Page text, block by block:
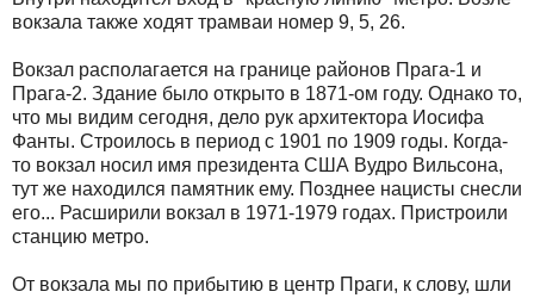
вокзала также ходят трамваи номер 9, 5, 26.
Вокзал располагается на границе районов Прага-1 и
Прага-2. Здание было открыто в 1871-ом году. Однако то,
что мы видим сегодня, дело рук архитектора Иосифа
Фанты. Строилось в период с 1901 по 1909 годы. Когда-
то вокзал носил имя президента США Вудро Вильсона,
тут же находился памятник ему. Позднее нацисты снесли
его... Расширили вокзал в 1971-1979 годах. Пристроили
станцию метро.
От вокзала мы по прибытию в центр Праги, к слову, шли